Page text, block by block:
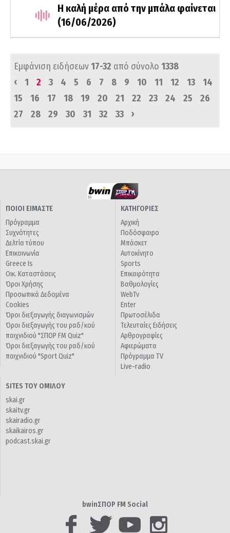
Η καλή μέρα από την μπάλα φαίνεται
(16/06/2026)
Εμφάνιση ειδήσεων17-32 από σύνολο 1338
‹
1 2 3 4 5 6 7 8 9 10 11 12 13
14
15
16 17 18 19 20 21 22 23 24 25
26
27
28 29 30 31 32 33 ›
ΠΟΙΟΙ ΕΙΜΑΣΤΕ
Πρόγραμμα
Συχνότητες
Δελτία τύπου
Επικοινωνία
Greece Is
Οικ. Καταστάσεις
Όροι Χρήσης
Προσωπικά Δεδομένα
Cookies
Όροι διεξαγωγής διαγωνισμών
Όροι διεξαγωγής του ραδ/κού
παιχνιδιού "ΣΠΟΡ FM Quiz"
Όροι διεξαγωγής του ραδ/κού
παιχνιδιού "Sport Quiz"
ΚΑΤΗΓΟΡΙΕΣ
Αρχική
Ποδόσφαιρο
Μπάσκετ
Αυτοκίνητο
Sports
Επικαιρότητα
Βαθμολογίες
WebTv
Enter
Πρωτοσέλιδα
Τελευταίες Ειδήσεις
Αρθρογραφίες
Αφιερώματα
Πρόγραμμα TV
Live-radio
SITES ΤΟΥ ΟΜΙΛΟΥ
skai.gr
skaitv.gr
skairadio.gr
skaikairos.gr
podcast.skai.gr
bwinΣΠΟΡ FM Social